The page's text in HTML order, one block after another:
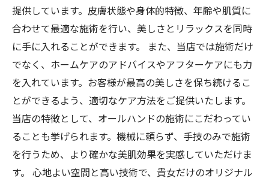
提供しています。皮膚状態や身体的特徴、年齢や肌質に
合わせて最適な施術を行い、美しさとリラックスを同時
に手に入れることができます。 また、当店では施術だけ
でなく、ホームケアのアドバイスやアフターケアにも力
を入れています。お客様が最高の美しさを保ち続けるこ
とができるよう、適切なケア方法をご提供いたします。
当店の特徴として、オールハンドの施術にこだわってい
ることも挙げられます。機械に頼らず、手技のみで施術
を行うため、より確かな美肌効果を実感していただけま
す。 心地よい空間と高い技術で、貴女だけのオリジナル